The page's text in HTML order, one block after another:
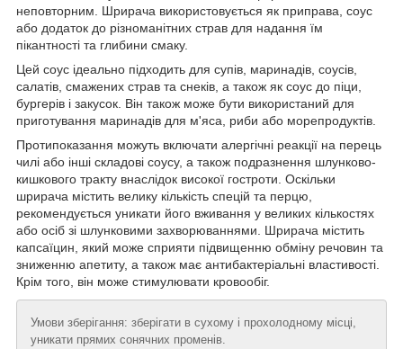
неповторним. Шрирача використовується як приправа, соус
або додаток до різноманітних страв для надання їм
пікантності та глибини смаку.
Цей соус ідеально підходить для супів, маринадів, соусів,
салатів, смажених страв та снеків, а також як соус до піци,
бургерів і закусок. Він також може бути використаний для
приготування маринадів для м'яса, риби або морепродуктів.
Протипоказання можуть включати алергічні реакції на перець
чилі або інші складові соусу, а також подразнення шлунково-
кишкового тракту внаслідок високої гостроти. Оскільки
шрирача містить велику кількість спецій та перцю,
рекомендується уникати його вживання у великих кількостях
або осіб зі шлунковими захворюваннями. Шрирача містить
капсаїцин, який може сприяти підвищенню обміну речовин та
зниженню апетиту, а також має антибактеріальні властивості.
Крім того, він може стимулювати кровообіг.
Умови зберігання: зберігати в сухому і прохолодному місці,
уникати прямих сонячних променів.